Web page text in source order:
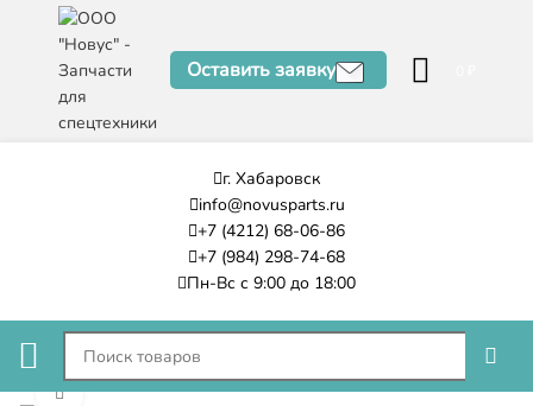
Оставить заявку
г. Хабаровск
info@novusparts.ru
+7 (4212) 68-06-86
+7 (984) 298-74-68
Пн-Вс с 9:00 до 18:00
Нажмите, чтобы увеличить